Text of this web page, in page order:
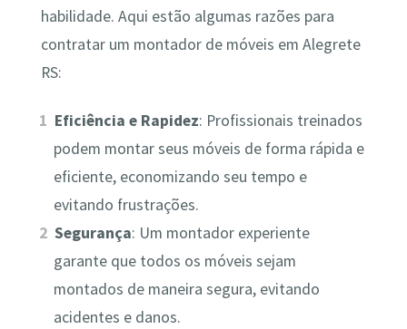
habilidade. Aqui estão algumas razões para
contratar um montador de móveis em Alegrete
RS:
Eficiência e Rapidez: Profissionais treinados
podem montar seus móveis de forma rápida e
eficiente, economizando seu tempo e
evitando frustrações.
Segurança: Um montador experiente
garante que todos os móveis sejam
montados de maneira segura, evitando
acidentes e danos.